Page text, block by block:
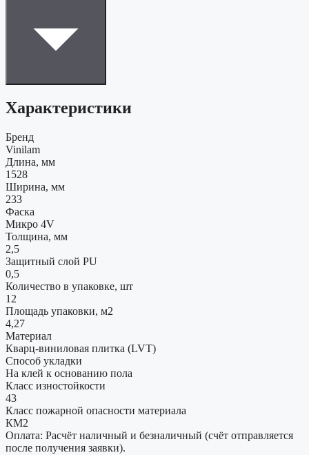
Характеристики
Бренд
Vinilam
Длина, мм
1528
Ширина, мм
233
Фаска
Микро 4V
Толщина, мм
2,5
Защитный слой PU
0,5
Количество в упаковке, шт
12
Площадь упаковки, м2
4,27
Материал
Кварц-виниловая плитка (LVT)
Способ укладки
На клей к основанию пола
Класс изностойкости
43
Класс пожарной опасности материала
КМ2
Оплата: Расчёт наличный и безналичный (счёт отправляется
после получения заявки).